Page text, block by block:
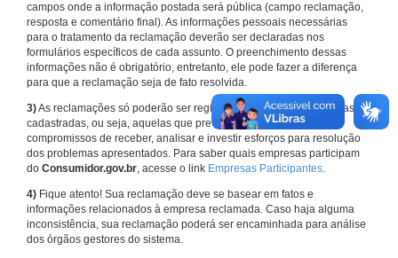
campos onde a informação postada será pública (campo reclamação,
resposta e comentário final). As informações pessoais necessárias
para o tratamento da reclamação deverão ser declaradas nos
formulários específicos de cada assunto. O preenchimento dessas
informações não é obrigatório, entretanto, ele pode fazer a diferença
para que a reclamação seja de fato resolvida.
3)As reclamações só poderão ser registradas em face de empresas
cadastradas, ou seja, aquelas que previamente assumiram
compromissos de receber, analisar e investir esforços para resolução
dos problemas apresentados. Para saber quais empresas participam
do Consumidor.gov.br, acesse o link Empresas Participantes.
4) Fique atento! Sua reclamação deve se basear em fatos e
informações relacionados à empresa reclamada. Caso haja alguma
inconsistência, sua reclamação poderá ser encaminhada para análise
dos órgãos gestores do sistema.